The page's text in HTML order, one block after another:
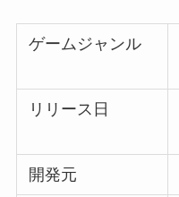
ゲームジャンル
リリース日
開発元